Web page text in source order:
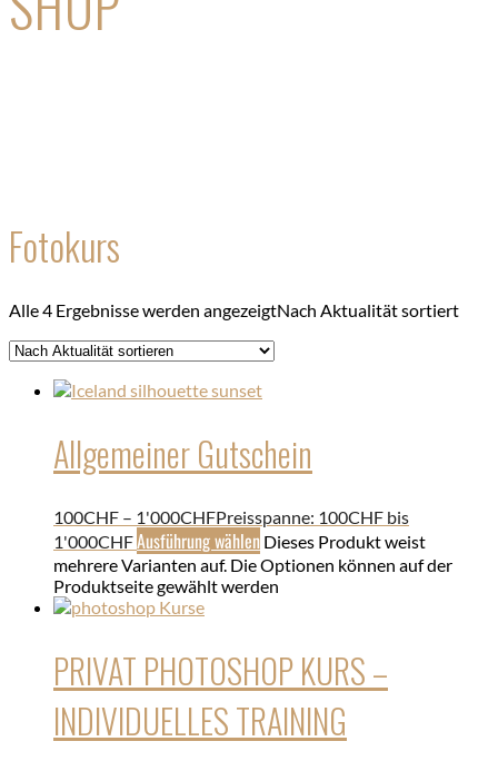
Fotokurs
Alle 4 Ergebnisse werden angezeigtNach Aktualität sortiert
Allgemeiner Gutschein
100CHF – 1'000CHFPreisspanne: 100CHF bis
1'000CHFAusführung wählen Dieses Produkt weist
mehrere Varianten auf. Die Optionen können auf der
Produktseite gewählt werden
PRIVAT PHOTOSHOP KURS –
INDIVIDUELLES TRAINING